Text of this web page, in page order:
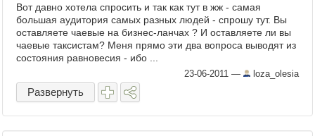
Вот давно хотела спросить и так как тут в жж - самая
большая аудитория самых разных людей - спрошу тут. Вы
оставляете чаевые на бизнес-ланчах ? И оставляете ли вы
чаевые таксистам? Меня прямо эти два вопроса выводят из
состояния равновесия - ибо ...
23-06-2011 — loza_olesia
Развернуть